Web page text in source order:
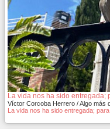
La vida nos ha sido entregada;
Víctor Corcoba Herrero / Algo más
La vida nos ha sido entregada;